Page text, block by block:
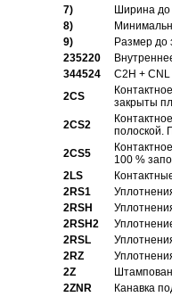
7)
Ширина до
8)
9)
Размер до
235220
344524
C2H + CNL
2CS
закрыты
2CS2
полоской.
2CS5
100 %
2LS
2RS1
2RSH
2RSH2
2RSL
2RZ
2Z
2ZNR
Канавка